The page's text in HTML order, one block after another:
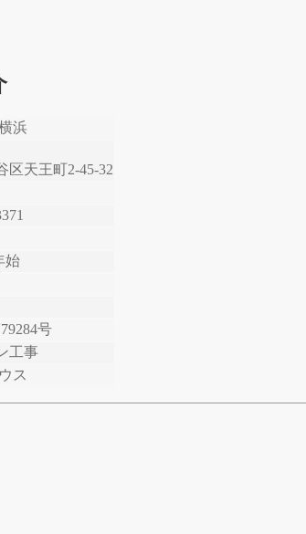
浜
区天王町2-45-32
始
号
工事
ス